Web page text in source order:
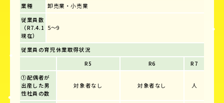
業種
卸売業・小売業
従業員数
（R7.4.1
現在）
5～9
従業員の育児休業取得状況
R5
R6
R7
①配偶者が
出産した男
性社員の数
対象者なし 対象者なし 人